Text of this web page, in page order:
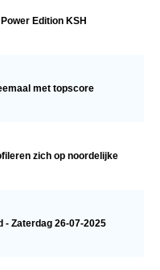
Edition KSH
met topscore
zich op noordelijke
- Zaterdag 26-07-2025